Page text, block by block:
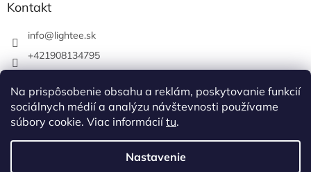
Na prispôsobenie obsahu a reklám, poskytovanie funkcií
sociálnych médií a analýzu návštevnosti používame
súbory cookie. Viac informáciítu.
Nastavenie
Kontakt
info@lightee.sk
+421908134795
lightee.sk